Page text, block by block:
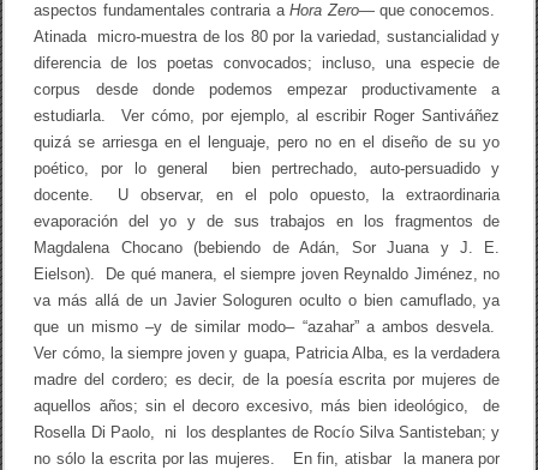
aspectos fundamentales contraria aHora Zero— que conocemos.
Atinada micro-muestra de los 80 por la variedad, sustancialidad y
diferencia de los poetas convocados; incluso, una especie de
corpus desde donde podemos empezar productivamente a
estudiarla. Ver cómo, por ejemplo, al escribir Roger Santiváñez
quizá se arriesga en el lenguaje, pero no en el diseño de su yo
poético, por lo general bien pertrechado, auto-persuadido y
docente. U observar, en el polo opuesto, la extraordinaria
evaporación del yo y de sus trabajos en los fragmentos de
Magdalena Chocano (bebiendo de Adán, Sor Juana y J. E.
Eielson). De qué manera, el siempre joven Reynaldo Jiménez, no
va más allá de un Javier Sologuren oculto o bien camuflado, ya
que un mismo –y de similar modo– “azahar” a ambos desvela.
Ver cómo, la siempre joven y guapa, Patricia Alba, es la verdadera
madre del cordero; es decir, de la poesía escrita por mujeres de
aquellos años; sin el decoro excesivo, más bien ideológico, de
Rosella Di Paolo, ni los desplantes de Rocío Silva Santisteban; y
no sólo la escrita por las mujeres. En fin, atisbar la manera por